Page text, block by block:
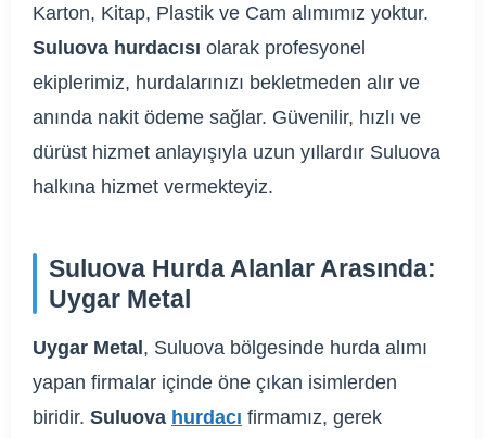
Karton, Kitap, Plastik ve Cam alımımız yoktur.
Suluova hurdacısı olarak profesyonel
ekiplerimiz, hurdalarınızı bekletmeden alır ve
anında nakit ödeme sağlar. Güvenilir, hızlı ve
dürüst hizmet anlayışıyla uzun yıllardır Suluova
halkına hizmet vermekteyiz.
Suluova Hurda Alanlar Arasında:
Uygar Metal
Uygar Metal, Suluova bölgesinde hurda alımı
yapan firmalar içinde öne çıkan isimlerden
biridir. Suluova hurdacı firmamız, gerek